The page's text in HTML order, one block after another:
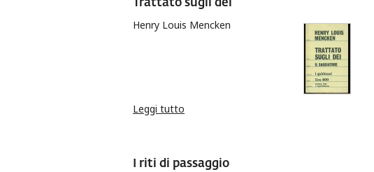
Trattato sugli dei
Henry Louis Mencken
Leggi tutto
I riti di passaggio